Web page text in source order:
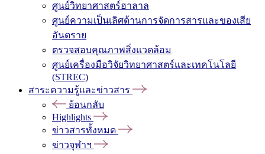
ศูนย์วิทยาศาสตร์ฮาลาล
ศูนย์ความเป็นเลิศด้านการจัดการสารและของเสีย
อันตราย
ตรวจสอบคุณภาพสิ่งแวดล้อม
ศูนย์เครื่องมือวิจัยวิทยาศาสตร์และเทคโนโลยี
(STREC)
สาระความรู้และข่าวสาร
ย้อนกลับ
Highlights
ข่าวสารทั้งหมด
ข่าวจุฬาฯ